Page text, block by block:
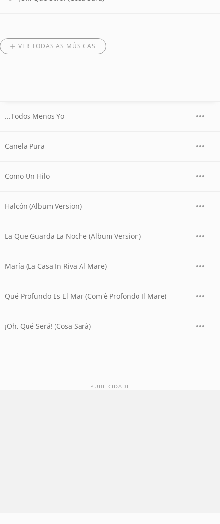
VER TODAS AS MÚSICAS
...Todos Menos Yo
Canela Pura
Como Un Hilo
Halcón (Album Version)
La Que Guarda La Noche (Album Version)
María (La Casa In Riva Al Mare)
Qué Profundo Es El Mar (Com'è Profondo Il Mare)
¡Oh, Qué Será! (Cosa Sarà)